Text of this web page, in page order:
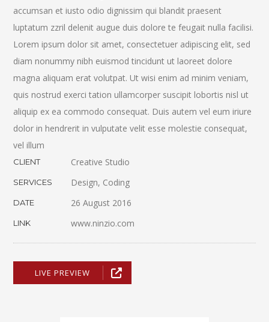
accumsan et iusto odio dignissim qui blandit praesent
luptatum zzril delenit augue duis dolore te feugait nulla facilisi.
Lorem ipsum dolor sit amet, consectetuer adipiscing elit, sed
diam nonummy nibh euismod tincidunt ut laoreet dolore
magna aliquam erat volutpat. Ut wisi enim ad minim veniam,
quis nostrud exerci tation ullamcorper suscipit lobortis nisl ut
aliquip ex ea commodo consequat. Duis autem vel eum iriure
dolor in hendrerit in vulputate velit esse molestie consequat,
vel illum
CLIENT Creative Studio
SERVICES Design, Coding
DATE 26 August 2016
LINK www.ninzio.com
LIVE PREVIEW